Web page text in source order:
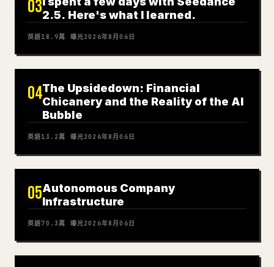
032.5. Here's what I learned.
英語18.9萬 曝光2026年8月06日
04The Upsidedown: Financial
Chicanery and the Reality of the AI
Bubble
英語13.2萬 曝光2026年8月06日
05Autonomous Company
Infrastructure
英語70.3萬 曝光2026年8月06日